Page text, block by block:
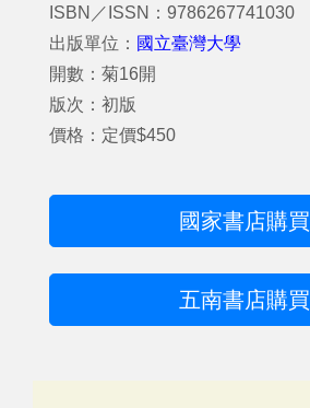
ISBN／ISSN：9786267741030
出版單位： 國立臺灣大學
開數：菊16開
版次：初版
價格：定價$450
國家書店購買
五南書店購買